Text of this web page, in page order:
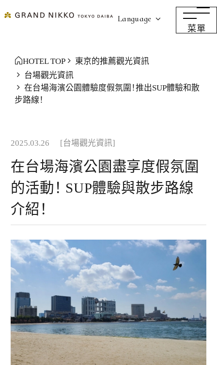
Language
菜單
HOTEL TOP
東京的推薦觀光資訊
台場觀光資訊
在台場海濱公園體驗度假氛圍！推出SUP體驗和散
步路線！
2025.03.26 [台場觀光資訊]
在台場海濱公園盡享度假氛圍
的活動！ SUP體驗與散步路線
介紹！